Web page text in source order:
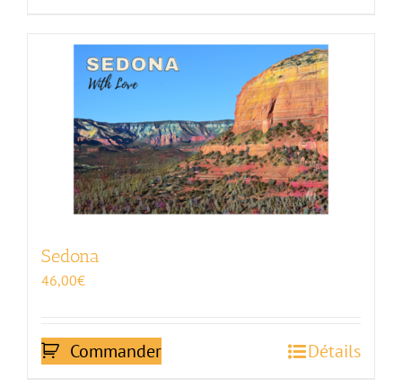
Sedona
46,00€
Commander Détails